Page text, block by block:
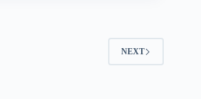
NEXT